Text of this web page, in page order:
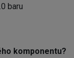
baru
komponentu?